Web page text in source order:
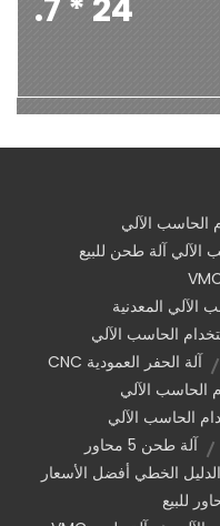
24 * 7.
الآلي آلة طحن للبيع
الآلي المعدنية
آلة الحفر العمودية CNC
الحاسب الآلي
آلة طحن 5 محاور
الخطي أفضل الأسعار